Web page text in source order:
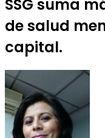
SSG suma
de salud
capital.